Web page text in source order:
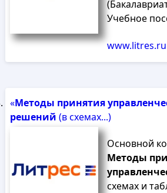
Учебное
www.litres.ru
«Методы принятия
решений (в схемах...)
Основной
Методы
схемах и